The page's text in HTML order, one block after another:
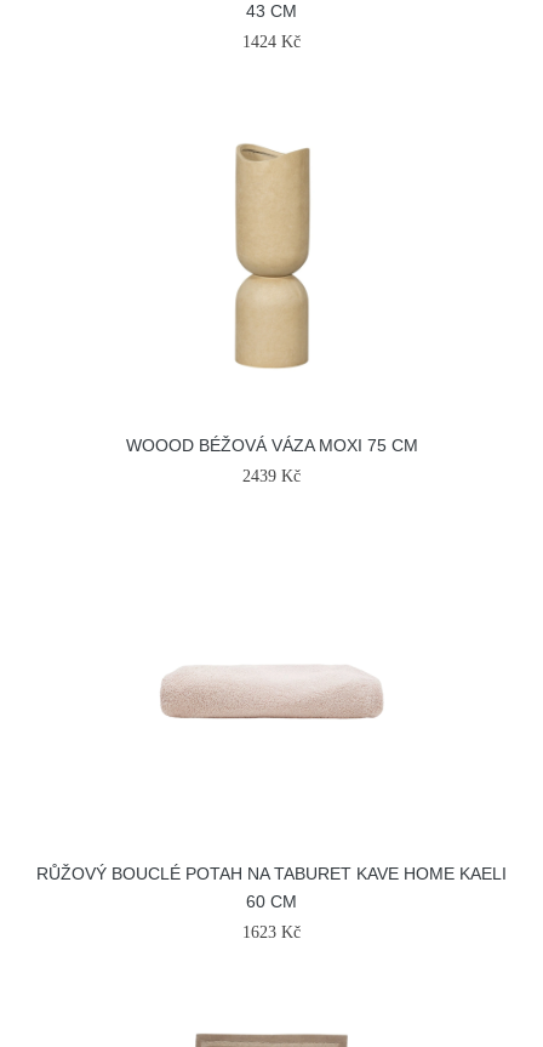
43 CM
1424 Kč
WOOOD BÉŽOVÁ VÁZA MOXI 75 CM
2439 Kč
RŮŽOVÝ BOUCLÉ POTAH NA TABURET KAVE HOME KAELI
60 CM
1623 Kč